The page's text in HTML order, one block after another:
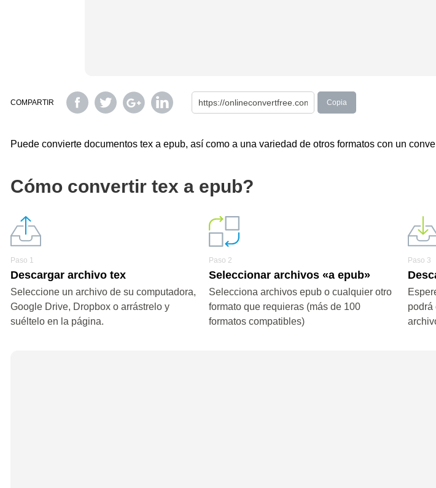
COMPARTIR Copia
Puede convierte documentos tex a epub, así como a una variedad de otros formatos con un
Cómo convertir tex a epub?
Paso 1
Descargar archivo tex
Seleccione un archivo de su computadora,
Google Drive, Dropbox o arrástrelo y
suéltelo en la página.
Paso 2
Seleccionar archivos «a epub»
Selecciona archivos epub o cualquier otro
formato que requieras (más de 100
formatos compatibles)
Paso 3
podrá